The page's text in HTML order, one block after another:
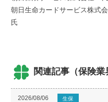
朝日生命カードサービス株
氏
関連記事（保険業
2026/08/06 生保